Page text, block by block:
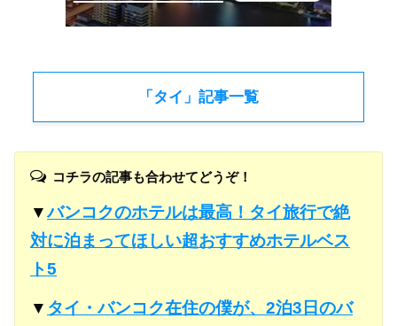
「タイ」記事一覧
コチラの記事も合わせてどうぞ！
▼バンコクのホテルは最高！タイ旅行で絶
対に泊まってほしい超おすすめホテルベス
ト5
▼ タイ・バンコク在住の僕が、2泊3日のバ